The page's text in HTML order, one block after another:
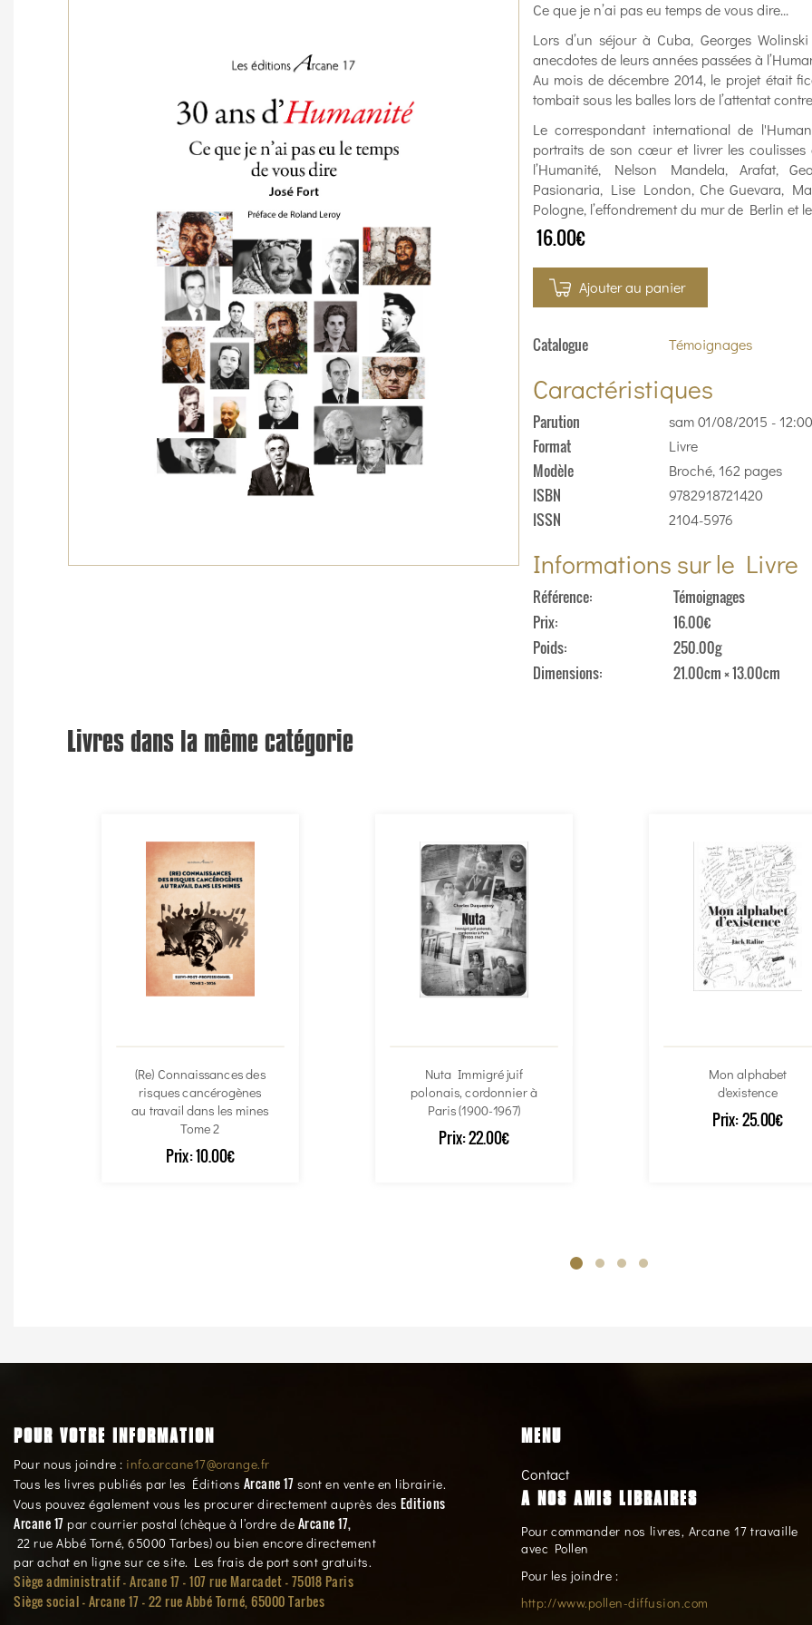
Ce que je n’ai pas eu temps de vous dire...
Lors d’un séjour à Cuba, Georges
anecdotes de leurs années passées à
Au mois de décembre 2014, le projet était
tombait sous les balles lors de l’attentat
Le correspondant international de
portraits de son cœur et livrer les
l’Humanité, Nelson Mandela, Arafat,
Pasionaria, Lise London, Che Guevara,
Pologne, l’effondrement du mur de Berlin et
16.00€
Ajouter au panier
Catalogue Témoignages
Caractéristiques
Parution sam 01/08/2015 - 12:00
Format Livre
Modèle Broché, 162 pages
ISBN 9782918721420
ISSN 2104-5976
Informations sur le Livre
Référence
Témoignages
Prix
16.00€
Poids
250.00g
Dimensions
21.00cm × 13.00cm
Livres dans la même catégorie
(Re) Connaissances des
risques cancérogènes
au travail dans les mines
Tome 2
Prix:10.00€
Nuta Immigré juif
polonais, cordonnier à
Paris (1900-1967)
Prix:22.00€
Mon alphabet
d'existence
Prix:25.00€
POUR VOTRE INFORMATION
Pour nous joindre : info.arcane17@orange.fr
Tous les livres publiés par les Éditions Arcane 17 sont en vente en librairie.
Vous pouvez également vous les procurer directement auprès des Editions
Arcane 17 par courrier postal (chèque à l’ordre de Arcane 17,
22 rue Abbé Torné, 65000 Tarbes) ou bien encore directement
par achat en ligne sur ce site. Les frais de port sont gratuits.
Siège administratif - Arcane 17 - 107 rue Marcadet - 75018 Paris
Siège social -Arcane 17 - 22 rue Abbé Torné, 65000 Tarbes
MENU
Contact
A NOS AMIS LIBRAIRES
Pour commander nos livres, Arcane 17 travaille
avec Pollen
Pour les joindre :
http://www.pollen-diffusion.com